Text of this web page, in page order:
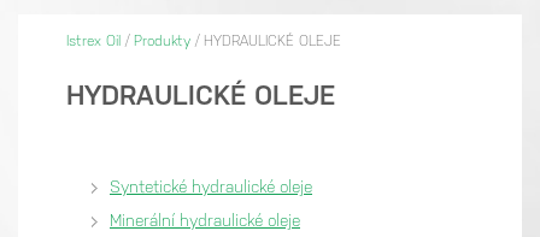
Istrex Oil / Produkty / HYDRAULICKÉ OLEJE
HYDRAULICKÉ OLEJE
Syntetické hydraulické oleje
Minerální hydraulické oleje